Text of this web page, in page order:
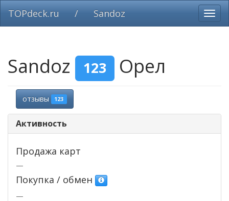
TOPdeck.ru / Sandoz
Sandoz 123 Орел
отзывы 123
Активность
Продажа карт
—
Покупка / обмен
—